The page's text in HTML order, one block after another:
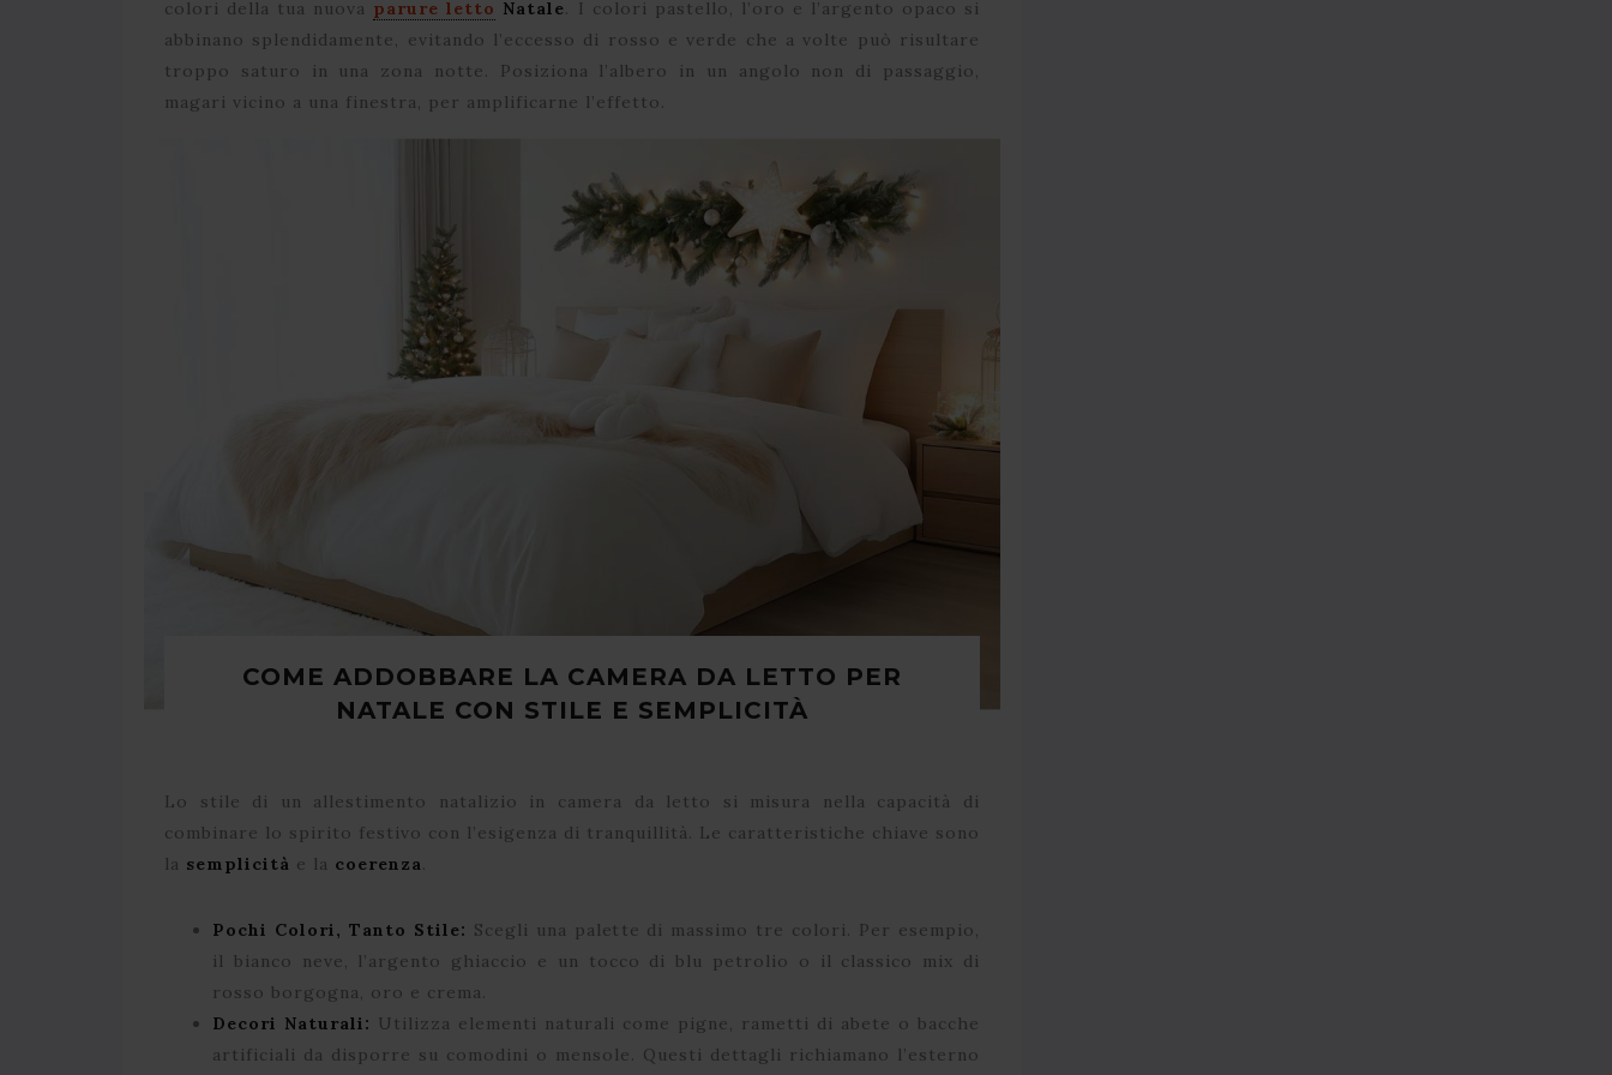
colori della tua nuova parure letto Natale. I colori pastello, l’oro e l’argento opaco si
abbinano splendidamente, evitando l’eccesso di rosso e verde che a volte può risultare
troppo saturo in una zona notte. Posiziona l’albero in un angolo non di passaggio,
magari vicino a una finestra, per amplificarne l’effetto.
COME ADDOBBARE LA CAMERA DA LETTO PER
NATALE CON STILE E SEMPLICITÀ
Lo stile di un allestimento natalizio in camera da letto si misura nella capacità di
combinare lo spirito festivo con l’esigenza di tranquillità. Le caratteristiche chiave sono
la semplicità e la coerenza.
Pochi Colori, Tanto Stile: Scegli una palette di massimo tre colori. Per esempio,
il bianco neve, l’argento ghiaccio e un tocco di blu petrolio o il classico mix di
rosso borgogna, oro e crema.
Decori Naturali: Utilizza elementi naturali come pigne, rametti di abete o bacche
artificiali da disporre su comodini o mensole. Questi dettagli richiamano l’esterno